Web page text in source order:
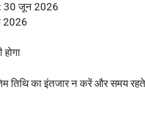
: 30 जून 2026
2026
होगा
तिथि का इंतजार न करें और समय